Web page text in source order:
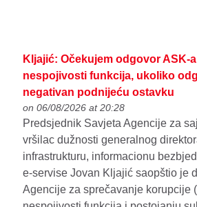
Kljajić: Očekujem odgovor ASK-
nespojivosti funkcija, ukoliko
negativan podnijeću ostavku
on 06/08/2026 at 20:28
Predsjednik Savjeta Agencije za
vršilac dužnosti generalnog
infrastrukturu, informacionu
e-servise Jovan Kljajić saopštio je
Agencije za sprečavanje korupcije